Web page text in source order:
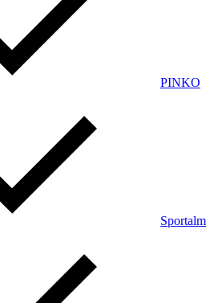
PINKO
Sportalm